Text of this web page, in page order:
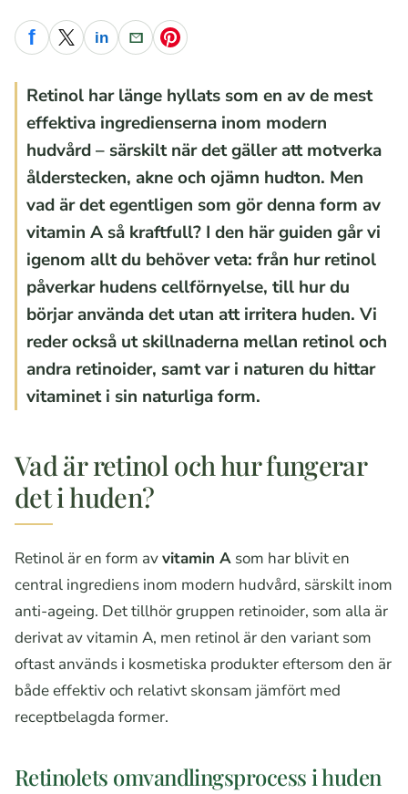
fFacebook
X inLinkedIn
E-postPinterest
Retinol har länge hyllats som en av de mest
effektiva ingredienserna inom modern
hudvård – särskilt när det gäller att motverka
ålderstecken, akne och ojämn hudton. Men
vad är det egentligen som gör denna form av
vitamin A så kraftfull? I den här guiden går vi
igenom allt du behöver veta: från hur retinol
påverkar hudens cellförnyelse, till hur du
börjar använda det utan att irritera huden. Vi
reder också ut skillnaderna mellan retinol och
andra retinoider, samt var i naturen du hittar
vitaminet i sin naturliga form.
Vad är retinol och hur fungerar
det i huden?
Retinol är en form avvitamin A som har blivit en
central ingrediens inom modern hudvård, särskilt inom
anti-ageing. Det tillhör gruppen retinoider, som alla är
derivat av vitamin A, men retinol är den variant som
oftast används i kosmetiska produkter eftersom den är
både effektiv och relativt skonsam jämfört med
receptbelagda former.
Retinolets omvandlingsprocess i huden